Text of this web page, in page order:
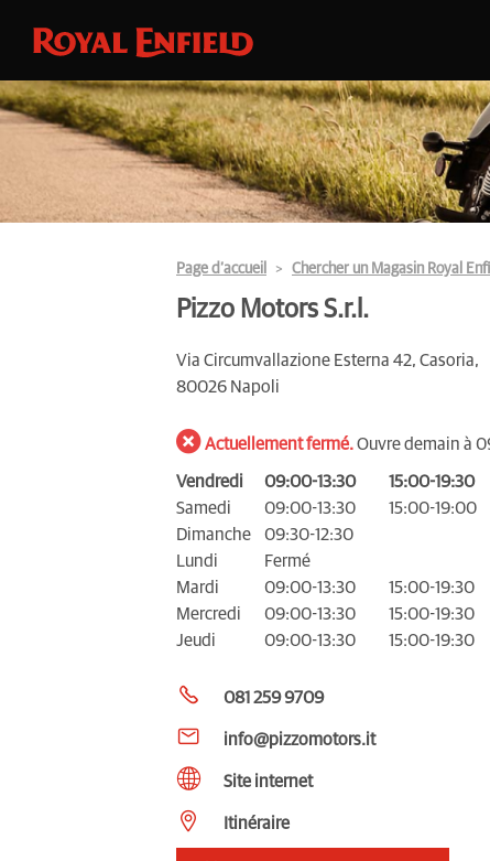
Page d’accueil Chercher un Magasin Royal
Pizzo Motors S.r.l.
Via Circumvallazione Esterna 42, Casoria,
80026 Napoli
Actuellement fermé.Ouvre demain à
Vendredi 09:00-13:30
15:00-19:30
Samedi
09:00-13:30
15:00-19:00
Dimanche
09:30-12:30
Lundi
Fermé
Mardi
09:00-13:30
15:00-19:30
Mercredi
09:00-13:30
15:00-19:30
Jeudi
09:00-13:30 15:00-19:30
081 259 9709
info@pizzomotors.it
Site internet
Itinéraire